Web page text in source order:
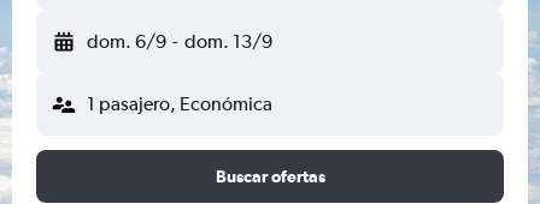
dom. 6/9 - dom. 13/9
1 pasajero, Económica
Buscar ofertas